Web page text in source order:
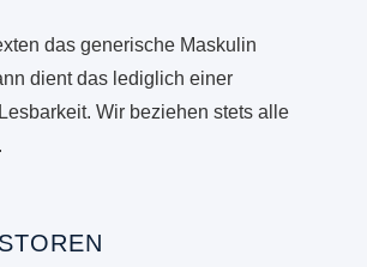
das generische Maskulin
dient das lediglich einer
Wir beziehen stets alle